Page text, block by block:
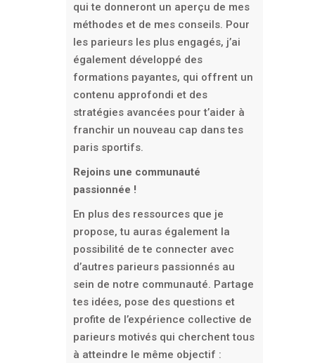
qui te donneront un aperçu de mes
méthodes et de mes conseils. Pour
les parieurs les plus engagés, j’ai
également développé des
formations payantes, qui offrent un
contenu approfondi et des
stratégies avancées pour t’aider à
franchir un nouveau cap dans tes
paris sportifs.
Rejoins une communauté
passionnée !
En plus des ressources que je
propose, tu auras également la
possibilité de te connecter avec
d’autres parieurs passionnés au
sein de notre communauté. Partage
tes idées, pose des questions et
profite de l’expérience collective de
parieurs motivés qui cherchent tous
à atteindre le même objectif :